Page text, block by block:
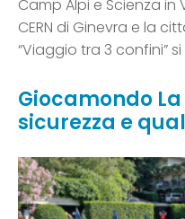
Camp Alpi e Scienza in
CERN di Ginevra e la
“Viaggio tra 3 confini”
Giocamondo
sicurezza e